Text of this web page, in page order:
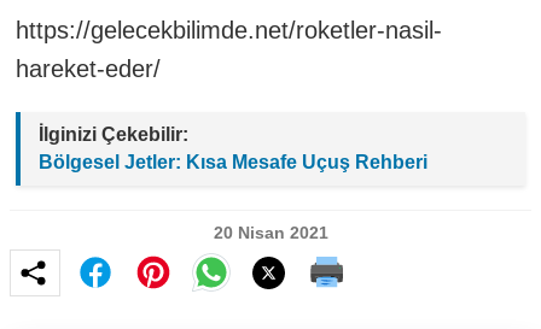
https://gelecekbilimde.net/roketler-nasil-
hareket-eder/
İlginizi Çekebilir:
Bölgesel Jetler: Kısa Mesafe Uçuş Rehberi
20 Nisan 2021